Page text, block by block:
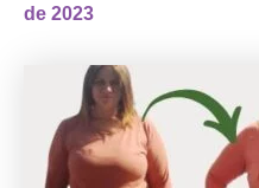
de 2023